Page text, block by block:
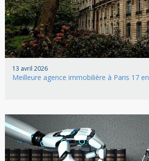
13 avril 2026
Meilleure agence immobilière à Paris 17